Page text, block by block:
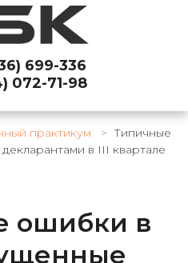
699-336
072-71-98
практикум > Типичные
в III квартале
ошибки в